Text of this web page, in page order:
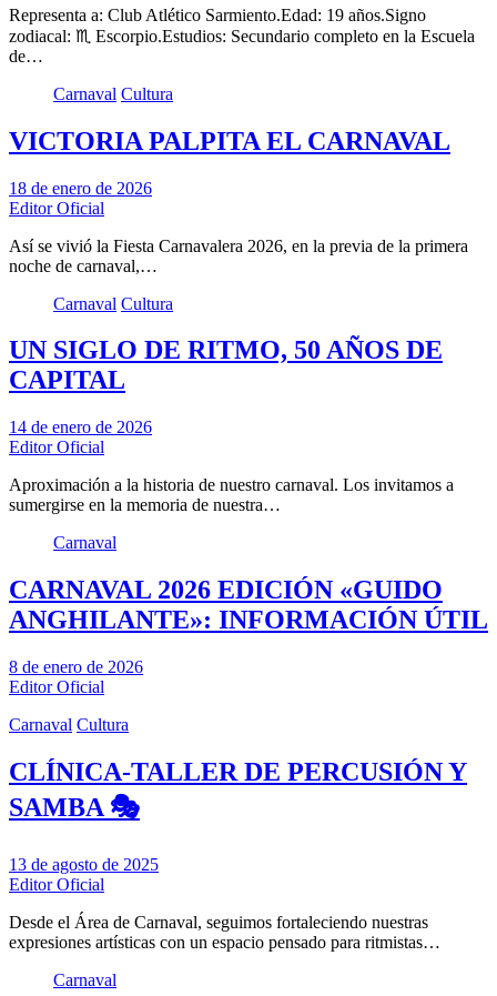
Representa a: Club Atlético Sarmiento.Edad: 19 años.Signo
zodiacal: ♏ Escorpio.Estudios: Secundario completo en la Escuela
de…
Carnaval Cultura
VICTORIA PALPITA EL CARNAVAL
18 de enero de 2026
Editor Oficial
Así se vivió la Fiesta Carnavalera 2026, en la previa de la primera
noche de carnaval,…
Carnaval Cultura
UN SIGLO DE RITMO, 50 AÑOS DE
CAPITAL
14 de enero de 2026
Editor Oficial
Aproximación a la historia de nuestro carnaval. Los invitamos a
sumergirse en la memoria de nuestra…
Carnaval
CARNAVAL 2026 EDICIÓN «GUIDO
ANGHILANTE»: INFORMACIÓN ÚTIL
8 de enero de 2026
Editor Oficial
Carnaval Cultura
CLÍNICA-TALLER DE PERCUSIÓN Y
SAMBA 🎭
13 de agosto de 2025
Editor Oficial
Desde el Área de Carnaval, seguimos fortaleciendo nuestras
expresiones artísticas con un espacio pensado para ritmistas…
Carnaval